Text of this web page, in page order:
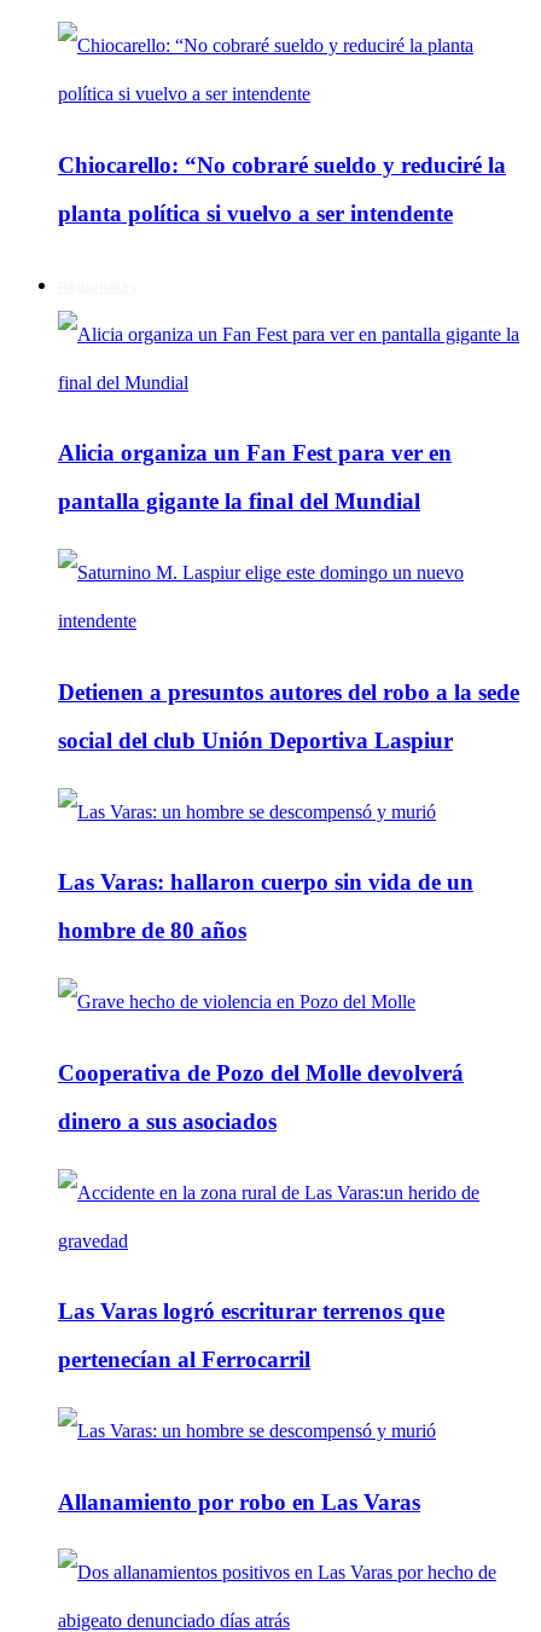
Chiocarello: “No cobraré sueldo y reduciré la
planta política si vuelvo a ser intendente
Alicia organiza un Fan Fest para ver en
pantalla gigante la final del Mundial
Detienen a presuntos autores del robo a la sede
social del club Unión Deportiva Laspiur
Las Varas: hallaron cuerpo sin vida de un
hombre de 80 años
Cooperativa de Pozo del Molle devolverá
dinero a sus asociados
Las Varas logró escriturar terrenos que
pertenecían al Ferrocarril
Allanamiento por robo en Las Varas